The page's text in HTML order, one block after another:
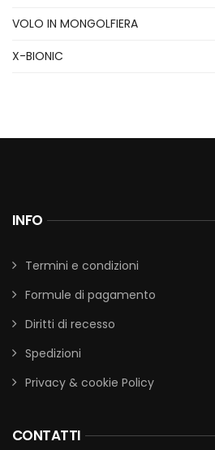
VOLO IN MONGOLFIERA
X-BIONIC
INFO
Termini e condizioni
Formule di pagamento
Diritti di recesso
Spedizioni
Privacy & cookie Policy
CONTATTI